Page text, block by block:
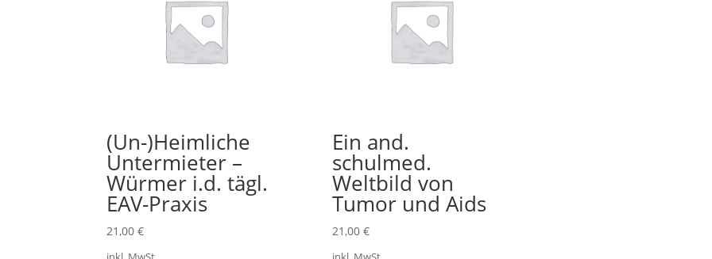
(Un-)Heimliche
Untermieter –
Würmer i.d. tägl.
EAV-Praxis
21,00€
Ein and.
schulmed.
Weltbild von
Tumor und Aids
21,00 €